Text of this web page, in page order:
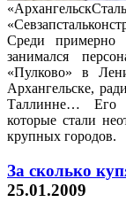
Среди примерно
занимался
«Пулково» в
Архангельске,
Таллинне… Его
которые стали
крупных городов.
За сколько
25.01.2009